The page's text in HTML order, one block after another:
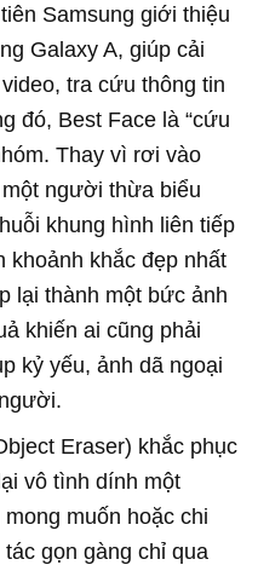
Samsung giới thiệu
Galaxy A, giúp cải
tra cứu thông tin
đó, Best Face là “cứu
Thay vì rơi vào
người thừa biểu
khung hình liên tiếp
khoảnh khắc đẹp nhất
lại thành một bức ảnh
khiến ai cũng phải
kỷ yếu, ảnh dã ngoại
Eraser) khắc phục
vô tình dính một
muốn hoặc chi
gọn gàng chỉ qua